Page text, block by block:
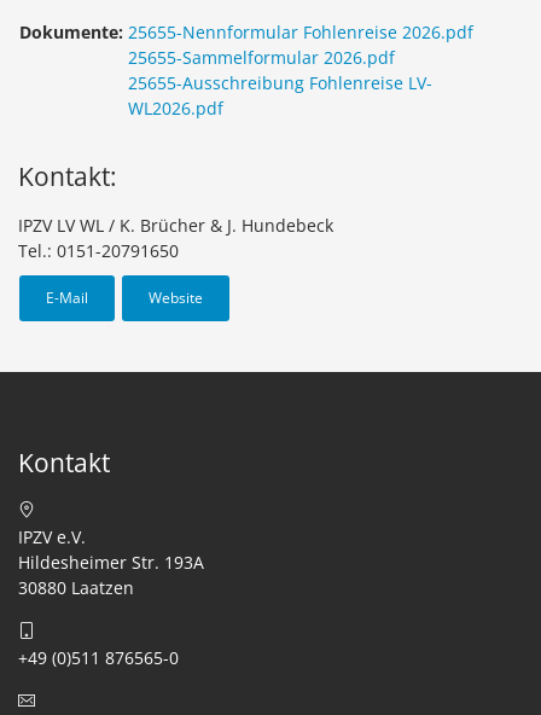
Dokumente: 25655-Nennformular Fohlenreise 2026.pdf
25655-Sammelformular 2026.pdf
25655-Ausschreibung Fohlenreise LV-
WL2026.pdf
Kontakt:
IPZV LV WL / K. Brücher & J. Hundebeck
Tel.: 0151-20791650
E-Mail Website
Kontakt
IPZV e.V.
Hildesheimer Str. 193A
30880 Laatzen
+49 (0)511 876565-0